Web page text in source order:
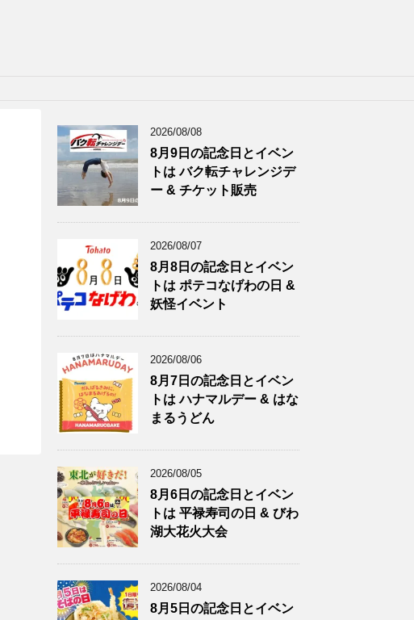
2026/08/08
8月9日の記念日とイベン
トは バク転チャレンジデ
ー & チケット販売
2026/08/07
8月8日の記念日とイベン
トは ポテコなげわの日 &
妖怪イベント
2026/08/06
8月7日の記念日とイベン
トは ハナマルデー & はな
まるうどん
2026/08/05
8月6日の記念日とイベン
トは 平禄寿司の日 & びわ
湖大花火大会
2026/08/04
8月5日の記念日とイベン